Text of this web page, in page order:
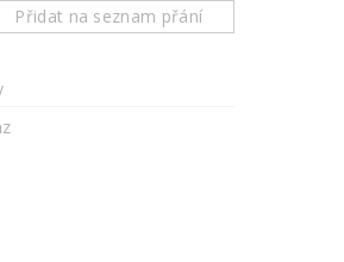
Přidat na seznam přání